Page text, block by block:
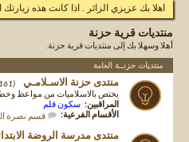
اهلا بك عزيزي الزائر . اذا كانت هذه زيارتك
منتديات قرية حزنة
أهلا وسهلا بك إلى منتديات قرية حزنة.
منتديات حزنــة العامة
منتدى حزنة الاسـلامـي
(161 مشاهد)
يختص بالاسلاميات من مواعظ
المراقبين: سكون قلم
الأقسام الفرعية:
قسم نصرة
منتدى مدرسة الروضة